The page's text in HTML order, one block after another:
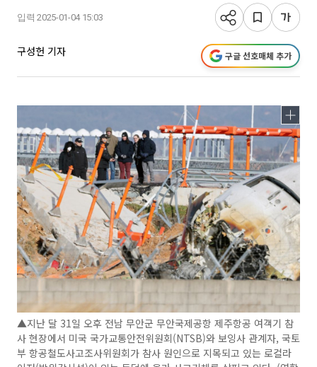
입력 2025-01-04 15:03
구성헌 기자 구글 선호매체 추가
▲지난 달 31일 오후 전남 무안군 무안국제공항 제주항공 여객기 참
사 현장에서 미국 국가교통안전위원회(NTSB)와 보잉사 관계자, 국토
부 항공철도사고조사위원회가 참사 원인으로 지목되고 있는 로컬라